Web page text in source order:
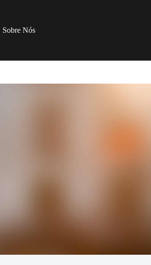
Sobre Nós